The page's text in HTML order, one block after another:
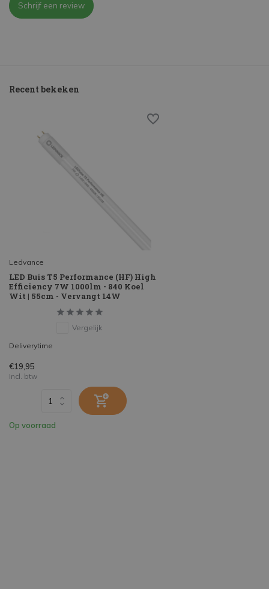
Schrijf een review
Recent bekeken
Ledvance
LED Buis T5 Performance (HF) High
Efficiency 7W 1000lm - 840 Koel
Wit | 55cm - Vervangt 14W
Vergelijk
Deliverytime
€19,95
Incl. btw
Op voorraad